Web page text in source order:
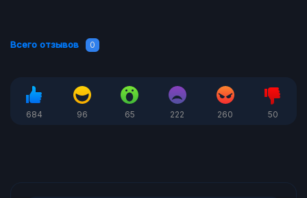
Всего отзывов 0
684 96 65 222 260 50